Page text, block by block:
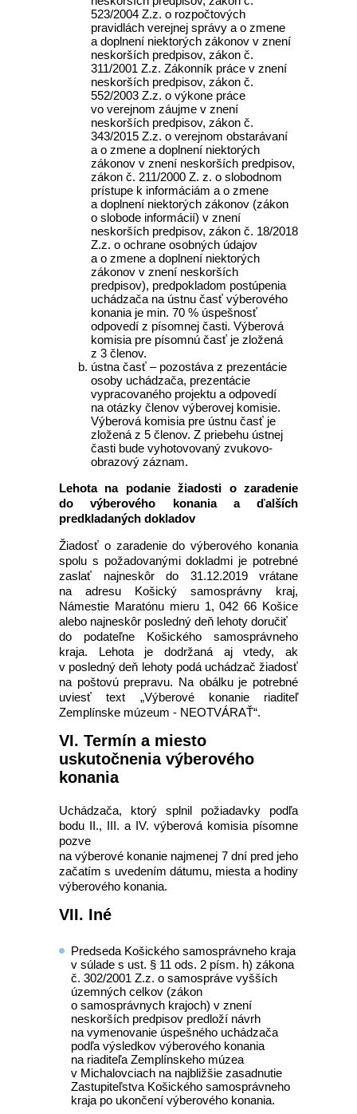
523/2004 Z.z. o rozpočtových
pravidlách verejnej správy a o zmene
a doplnení niektorých zákonov v znení
neskorších predpisov, zákon č.
311/2001 Z.z. Zákonník práce v znení
neskorších predpisov, zákon č.
552/2003 Z.z. o výkone práce
vo verejnom záujme v znení
neskorších predpisov, zákon č.
343/2015 Z.z. o verejnom obstarávaní
a o zmene a doplnení niektorých
zákonov v znení neskorších predpisov,
zákon č. 211/2000 Z. z. o slobodnom
prístupe k informáciám a o zmene
a doplnení niektorých zákonov (zákon
o slobode informácií) v znení
neskorších predpisov, zákon č. 18/2018
Z.z. o ochrane osobných údajov
a o zmene a doplnení niektorých
zákonov v znení neskorších
predpisov), predpokladom postúpenia
uchádzača na ústnu časť výberového
konania je min. 70 % úspešnosť
odpovedí z písomnej časti. Výberová
komisia pre písomnú časť je zložená
z 3 členov.
ústna časť – pozostáva z prezentácie
osoby uchádzača, prezentácie
vypracovaného projektu a odpovedí
na otázky členov výberovej komisie.
Výberová komisia pre ústnu časť je
zložená z 5 členov. Z priebehu ústnej
časti bude vyhotovovaný zvukovo-
obrazový záznam.
Lehota na podanie žiadosti o zaradenie
do výberového konania a ďalších
predkladaných dokladov
Žiadosť o zaradenie do výberového konania
spolu s požadovanými dokladmi je potrebné
zaslať najneskôr do 31.12.2019 vrátane
na adresu Košický samosprávny kraj,
Námestie Maratónu mieru 1, 042 66 Košice
alebo najneskôr posledný deň lehoty doručiť
do podateľne Košického samosprávneho
kraja. Lehota je dodržaná aj vtedy, ak
v posledný deň lehoty podá uchádzač žiadosť
na poštovú prepravu. Na obálku je potrebné
uviesť text „Výberové konanie riaditeľ
Zemplínske múzeum - NEOTVÁRAŤ“.
VI. Termín a miesto
uskutočnenia výberového
konania
Uchádzača, ktorý splnil požiadavky podľa
bodu II., III. a IV. výberová komisia písomne
pozve
na výberové konanie najmenej 7 dní pred jeho
začatím s uvedením dátumu, miesta a hodiny
výberového konania.
VII. Iné
Predseda Košického samosprávneho kraja
v súlade s ust. § 11 ods. 2 písm. h) zákona
č. 302/2001 Z.z. o samospráve vyšších
územných celkov (zákon
o samosprávnych krajoch) v znení
neskorších predpisov predloží návrh
na vymenovanie úspešného uchádzača
podľa výsledkov výberového konania
na riaditeľa Zemplínskeho múzea
v Michalovciach na najbližšie zasadnutie
Zastupiteľstva Košického samosprávneho
kraja po ukončení výberového konania.